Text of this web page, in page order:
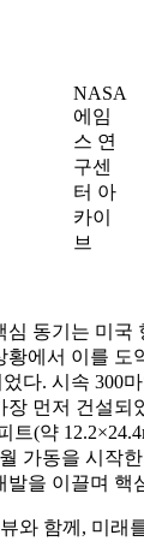
NASA
에임
스 연
구센
터 아
카이
브
심 동기는 미국
황에서 이를 도
다. 시속 300
장 먼저 건설되
트(약
가동을 시작
발을 이끌며 핵
와 함께, 미래